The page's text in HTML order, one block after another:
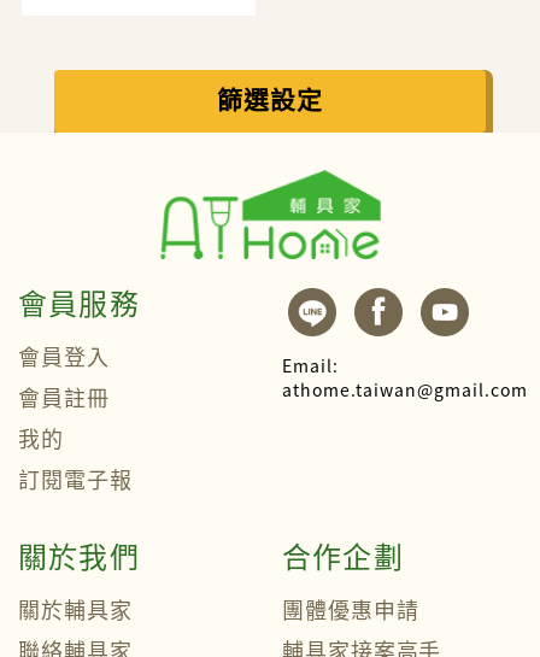
篩選設定
會員服務
會員登入
會員註冊
我的
訂閱電子報
Email:
athome.taiwan@gmail.com
關於我們
關於輔具家
聯絡輔具家
合作企劃
團體優惠申請
輔具家接案高手